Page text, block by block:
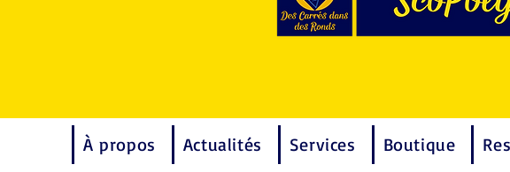
À propos Actualités Services Boutique